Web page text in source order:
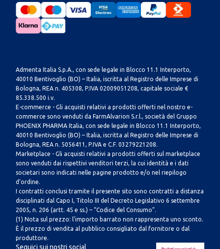
Admenta Italia S.p.A., con sede legale in Blocco 11.1 Interporto,
40010 Bentivoglio (BO) – Italia, iscritta al Registro delle Imprese di
Bologna, REA n. 405308, P.IVA 02009051208, capitale sociale €
85.338.500 i.v.
E-commerce - Gli acquisti relativi a prodotti offerti nel nostro e-
commerce sono venduti da FarmAlvarion S.r.l., società del Gruppo
PHOENIX PHARMA Italia, con sede legale in Blocco 11.1 Interporto,
40010 Bentivoglio (BO) – Italia, iscritta al Registro delle Imprese di
Bologna, REA n. 5056411, P.IVA e C.F. 03279221208.
Marketplace - Gli acquisti relativi a prodotti offerti sul marketplace
sono venduti dai rispettivi venditori terzi, la cui identità e i dati
societari sono indicati nelle pagine prodotto e/o nel riepilogo
d’ordine.
I contratti conclusi tramite il presente sito sono contratti a distanza
disciplinati dal Capo I, Titolo III del Decreto Legislativo 6 settembre
2005, n. 206 (artt. 45 e ss.) – “Codice del Consumo”.
(1) Nota sul prezzo: l’importo barrato non rappresenta uno sconto.
È il prezzo di vendita al pubblico consigliato dal fornitore o dal
produttore.
Seguici sui nostri social